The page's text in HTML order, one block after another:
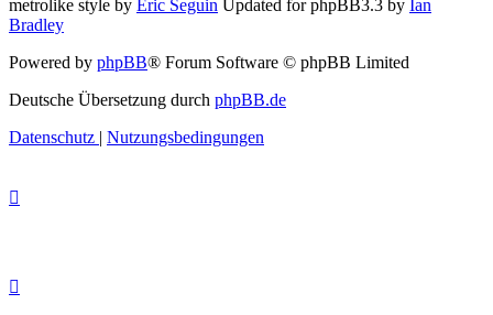
metrolike style by Eric Seguin Updated for phpBB3.3 by Ian
Bradley
Powered by phpBB® Forum Software © phpBB Limited
Deutsche Übersetzung durch phpBB.de
Datenschutz | Nutzungsbedingungen